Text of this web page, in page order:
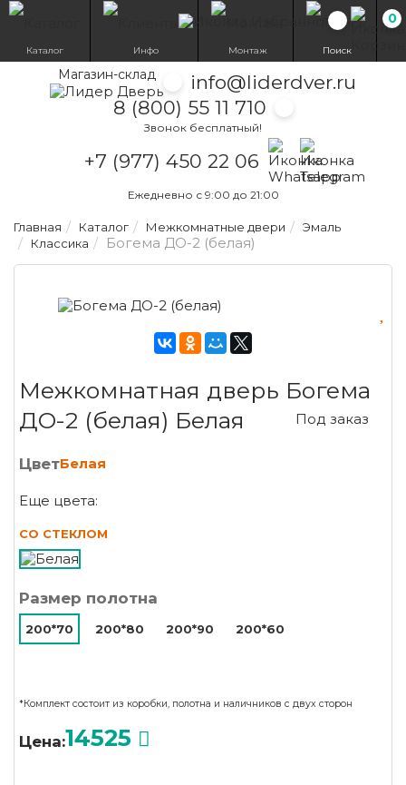
Магазин-склад
info@liderdver.ru
8 (800) 55 11 710
Звонок бесплатный!
+7 (977) 450 22 06
Написать на
Написать на
Ежедневно с 9:00 до 21:00
0
Каталог Инфо Монтаж Поиск
Главная Каталог Межкомнатные двери
Эмаль
Классика
Богема ДО-2 (белая)
Межкомнатная дверь Богема
ДО-2 (белая) Белая
Под заказ
ЦветБелая
Еще цвета:
СО СТЕКЛОМ
Размер полотна
200*70 200*80 200*90 200*60
*Комплект состоит из коробки, полотна и наличников с двух сторон
Цена:14525